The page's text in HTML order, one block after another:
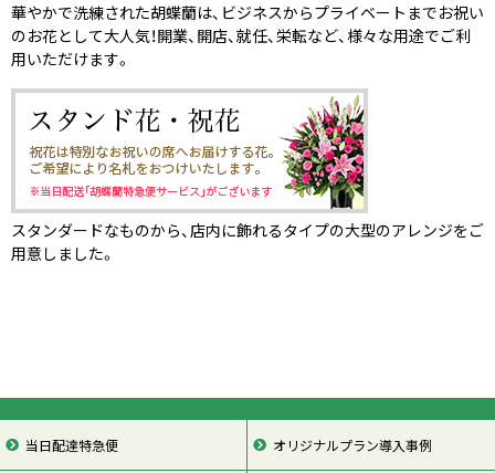
華やかで洗練された胡蝶蘭は、ビジネスからプライベートまでお祝い
のお花として大人気！開業、開店、就任、栄転など、様々な用途でご利
用いただけます。
スタンダードなものから、店内に飾れるタイプの大型のアレンジをご
用意しました。
当日配達特急便 オリジナルプラン導入事例